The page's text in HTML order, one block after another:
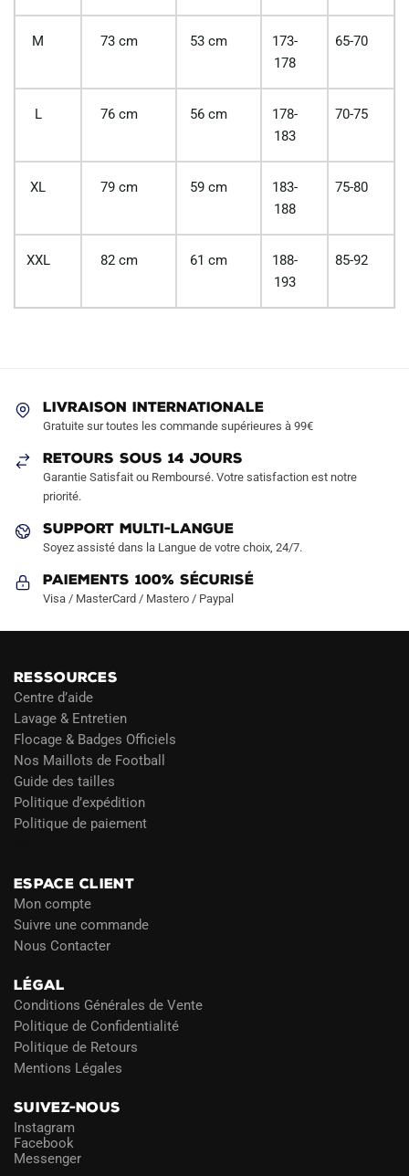
M 73 cm 53 cm
173-
178
65-70
L 76 cm 56 cm
178-
183
70-75
XL 79 cm 59 cm
183-
188
75-80
XXL 82 cm 61 cm
188-
193
85-92
LIVRAISON INTERNATIONALE
Gratuite sur toutes les commande supérieures à 99€
RETOURS SOUS 14 JOURS
Garantie Satisfait ou Remboursé. Votre satisfaction est notre
priorité.
SUPPORT MULTI-LANGUE
Soyez assisté dans la Langue de votre choix, 24/7.
Paiements 100% Sécurisé
Visa / MasterCard / Mastero / Paypal
RESSOURCES
Centre d’aide
Lavage & Entretien
Flocage & Badges Officiels
Nos Maillots de Football
Guide des tailles
Politique d’expédition
Politique de paiement
ESPACE CLIENT
Mon compte
Suivre une commande
Nous Contacter
LÉGAL
Conditions Générales de Vente
Politique de Confidentialité
Politique de Retours
Mentions Légales
SUIVEZ-NOUS
Instagram
Facebook
Messenger